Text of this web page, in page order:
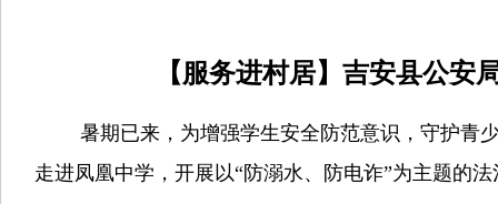
【服务进村居】 吉安县公安
暑期已来，为增强学生安全防范意识，守护青
走进凤凰中学，开展以“防溺水、防电诈”为主题的